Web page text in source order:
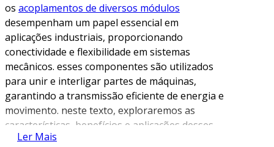
os acoplamentos de diversos módulos
desempenham um papel essencial em
aplicações industriais, proporcionando
conectividade e flexibilidade em sistemas
mecânicos. esses componentes são utilizados
para unir e interligar partes de máquinas,
garantindo a transmissão eficiente de energia e
movimento. neste texto, exploraremos as
características, benefícios e aplicações desses
acoplamentos, destacando sua importância no
Ler Mais